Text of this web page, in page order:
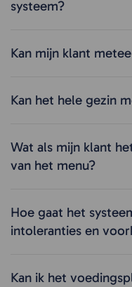
systeem?
Kan mijn klant
Kan het hele gezin
Wat als mijn klant
van het menu?
Hoe gaat het
intoleranties en
Kan ik het